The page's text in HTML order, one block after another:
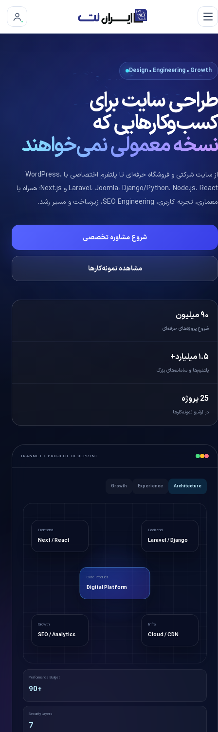
Design • Engineering • Growth
طراحی سایت برای
کسب‌وکارهایی که
نسخه معمولی نمی‌خواهند
از سایت شرکتی و فروشگاه حرفه‌ای تا پلتفرم اختصاصی با WordPress،
Laravel، Joomla، Django/Python، Node.js، React و Next.js؛ همراه با
معماری، تجربه کاربری، SEO Engineering، زیرساخت و مسیر رشد.
شروع مشاوره تخصصی
مشاهده نمونه‌کارها
۹۰ میلیون
شروع پروژه‌های حرفه‌ای
۱.۵ میلیارد+
پلتفرم‌ها و سامانه‌های بزرگ
25 پروژه
در آرشیو نمونه‌کارها
IRANNET / PROJECT BLUEPRINT
Architecture
Experience
Growth
Core Product
Digital Platform
Frontend
Next / React
Backend
Laravel / Django
Growth
SEO / Analytics
Infra
Cloud / CDN
Performance Budget
90+
Security Layers
7